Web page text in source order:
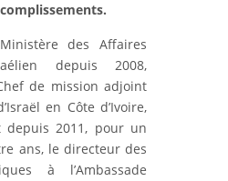
des Affaires
depuis 2008,
de mission adjoint
en Côte d’Ivoire,
depuis 2011, pour un
ans, le directeur des
à l’Ambassade